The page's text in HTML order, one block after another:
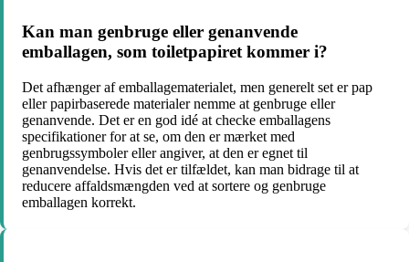
Kan man genbruge eller genanvende
emballagen, som toiletpapiret kommer i?
Det afhænger af emballagematerialet, men generelt set er pap
eller papirbaserede materialer nemme at genbruge eller
genanvende. Det er en god idé at checke emballagens
specifikationer for at se, om den er mærket med
genbrugssymboler eller angiver, at den er egnet til
genanvendelse. Hvis det er tilfældet, kan man bidrage til at
reducere affaldsmængden ved at sortere og genbruge
emballagen korrekt.